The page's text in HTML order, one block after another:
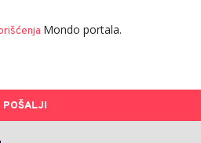
Mondo portala.
POŠALJI